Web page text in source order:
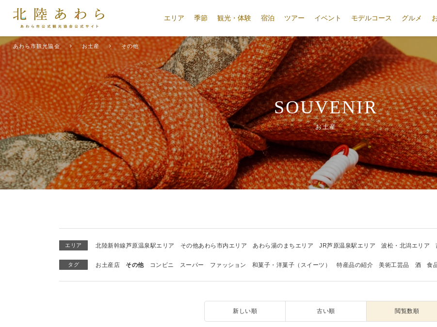
エリア 季節 観光・体験 宿泊 ツアー イベント モデルコース グルメ
あわら市観光協会 お土産 その他
SOUVENIR
お土産
エリア 北陸新幹線芦原温泉駅エリア その他あわら市内エリア あわら湯のまちエリア JR芦原温泉駅エリア 波松・北潟エリア
タグ お土産店 その他 コンビニ スーパー ファッション 和菓子・洋菓子（スイーツ） 特産品の紹介 美術工芸品 酒 食
新しい順 古い順 閲覧数順